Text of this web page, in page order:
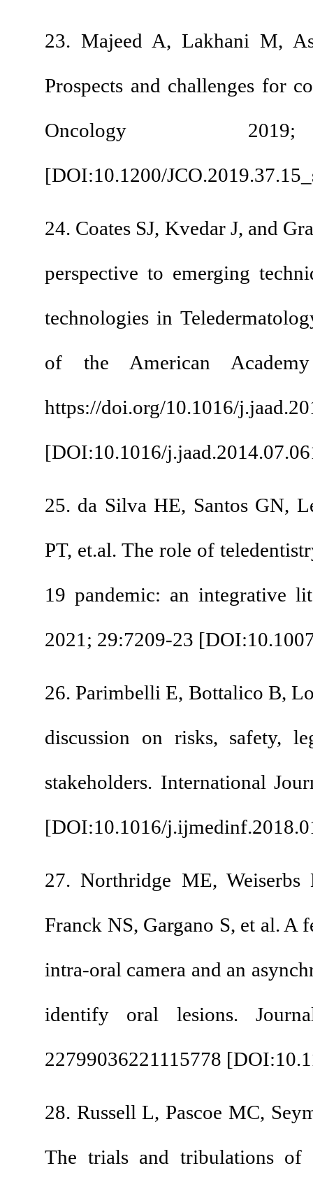
23. Majeed A,
Prospects and
[DOI:10.1200/
24. Coates SJ,
perspective to
technologies in
of the American
https://doi.org/
[DOI:10.1016/
25. da Silva HE,
PT, et.al. The role of
19 pandemic: an
2021; 29:7209-23 [
26. Parimbelli E,
discussion on
stakeholders.
[DOI:10.1016/
27. Northridge ME,
Franck NS,
intra-oral camera
identify oral
28. Russell L,
The trials and